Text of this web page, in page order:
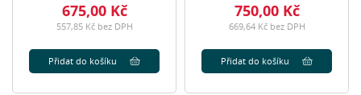
675,00 Kč
557,85 Kč bez DPH
Přidat do košíku
750,00 Kč
669,64 Kč bez DPH
Přidat do košíku